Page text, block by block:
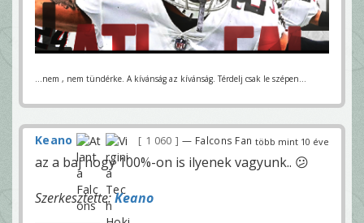
...nem , nem tündérke. A kívánság az kívánság. Térdelj csak le szépen...
több mint 10 éve
Keano 1 060 — Falcons Fan
az a baj hogy 100%-on is ilyenek vagyunk.. 😕
Szerkesztette:Keano